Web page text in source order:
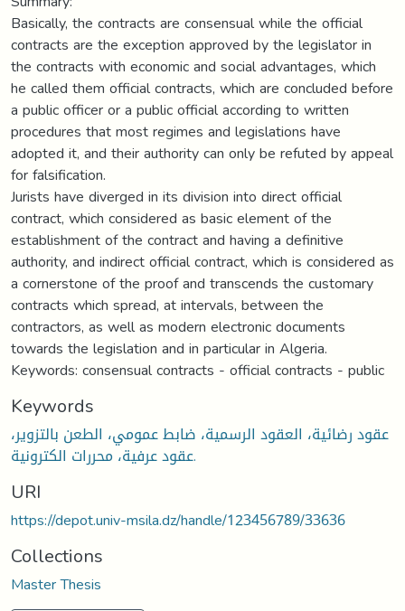
Basically, the contracts are consensual while the official
contracts are the exception approved by the legislator in
the contracts with economic and social advantages, which
he called them official contracts, which are concluded before
a public officer or a public official according to written
procedures that most regimes and legislations have
adopted it, and their authority can only be refuted by appeal
for falsification.
Jurists have diverged in its division into direct official
contract, which considered as basic element of the
establishment of the contract and having a definitive
authority, and indirect official contract, which is considered as
a cornerstone of the proof and transcends the customary
contracts which spread, at intervals, between the
contractors, as well as modern electronic documents
towards the legislation and in particular in Algeria.
Keywords: consensual contracts - official contracts - public
Keywords
عقود رضائية، العقود الرسمية، ضابط عمومي، الطعن بالتزوير،
عقود عرفية، محررات الكترونية.
URI
https://depot.univ-msila.dz/handle/123456789/33636
Collections
Master Thesis